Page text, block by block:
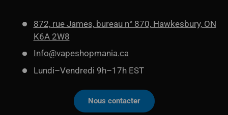
872, rue James, bureau n° 870, Hawkesbury, ON
K6A 2W8
Info@vapeshopmania.ca
Lundi–Vendredi 9h–17h EST
Nous contacter